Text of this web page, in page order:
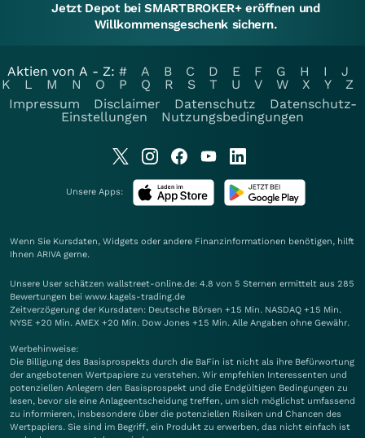
Jetzt Depot bei SMARTBROKER+ eröffnen und
Willkommensgeschenk sichern.
Aktien von A - Z: # A B C D E F G H I
J
K
L M N O P Q R S T U V W X Y
Z
Impressum
Disclaimer Datenschutz
Datenschutz-
Einstellungen
Nutzungsbedingungen
Unsere Apps:
Wenn Sie Kursdaten, Widgets oder andere Finanzinformationen benötigen, hilft
Ihnen ARIVA gerne.
Unsere User schätzen wallstreet-online.de: 4.8 von 5 Sternen ermittelt aus 285
Bewertungen bei www.kagels-trading.de
Zeitverzögerung der Kursdaten: Deutsche Börsen +15 Min. NASDAQ +15 Min.
NYSE +20 Min. AMEX +20 Min. Dow Jones +15 Min. Alle Angaben ohne Gewähr.
Werbehinweise:
Die Billigung des Basisprospekts durch die BaFin ist nicht als ihre Befürwortung
der angebotenen Wertpapiere zu verstehen. Wir empfehlen Interessenten und
potenziellen Anlegern den Basisprospekt und die Endgültigen Bedingungen zu
lesen, bevor sie eine Anlageentscheidung treffen, um sich möglichst umfassend
zu informieren, insbesondere über die potenziellen Risiken und Chancen des
Wertpapiers. Sie sind im Begriff, ein Produkt zu erwerben, das nicht einfach ist